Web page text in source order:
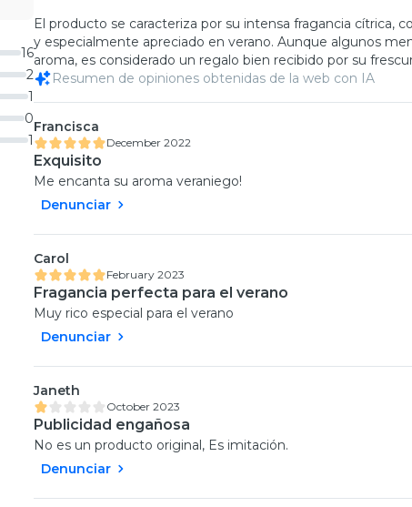
16
2
1
0
1
El producto se caracteriza por su intensa fragancia cítrica,
y especialmente apreciado en verano. Aunque algunos
aroma, es considerado un regalo bien recibido por su
Resumen de opiniones obtenidas de la web con IA
Francisca
December 2022
Exquisito
Me encanta su aroma veraniego!
Denunciar
Carol
February 2023
Fragancia perfecta para el verano
Muy rico especial para el verano
Denunciar
Janeth
October 2023
Publicidad engañosa
No es un producto original, Es imitación.
Denunciar